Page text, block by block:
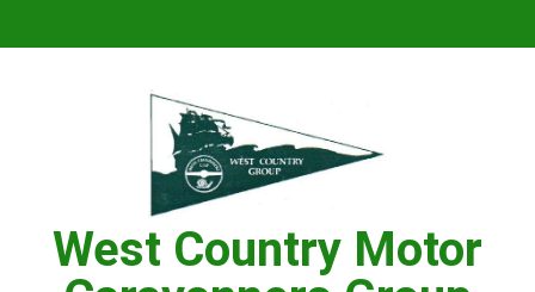
West Country Motor